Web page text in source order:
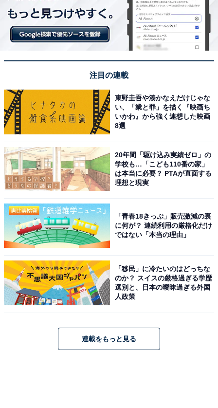
2017年 冬のボーナス見通し
労務行政研究所が東証一部上場企業205社を対象に調査
した「2017年 年末賞与・一時金（ボーナス）の妥結水準
調査」では、全産業平均は71万2898円で、対前年同期比
は0.1ポイント減とほぼ横ばいです。
注目の連載
東野圭吾や湊かなえだけじゃな
い、「業と罪」を描く『映画ち
いかわ』から強く連想した映画
8選
20年間「駆け込み実績ゼロ」の
学校も…「こども110番の家」
は本当に必要？ PTAが直面する
理想と現実
「青春18きっぷ」販売激減の裏
に何が？ 連続利用の厳格化だけ
ではない「本当の理由」
「移民」に冷たいのはどっちな
のか？ スイスの厳格過ぎる学歴
選別と、日本の曖昧過ぎる外国
人政策
連載をもっと見る